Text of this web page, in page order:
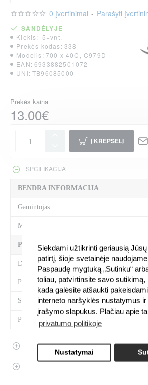
Siekdami užtikrinti geriausią
patirtį, šioje svetainėje
Paspaudę mygtuką „Sutinku“
toliau, patvirtinsite savo sutikimą,
kada galėsite atšaukti
interneto naršyklės nustatymus
įrašymo slapukus. Plačiau apie
privatumo politikoje
Nustatymai
SANDĖLYJE
Kiekis:
5+vnt.
Prekės kodas: 338
Modelis: 700 x 40C, C979D
EAN: 6933882501072
UNI: TB96085000
0 įvertinimai - Parašyti
Prekės kaina
13.00€
Į KREPŠELĮ
SPCIFIKACIJA
BENDRA INFORMACIJA
Gamintojas
Modelis
PREKĖS SAVYBĖS
Diametras (In)
Plotis (In)
Spalva
Padangos savybės
APRAŠYMAS